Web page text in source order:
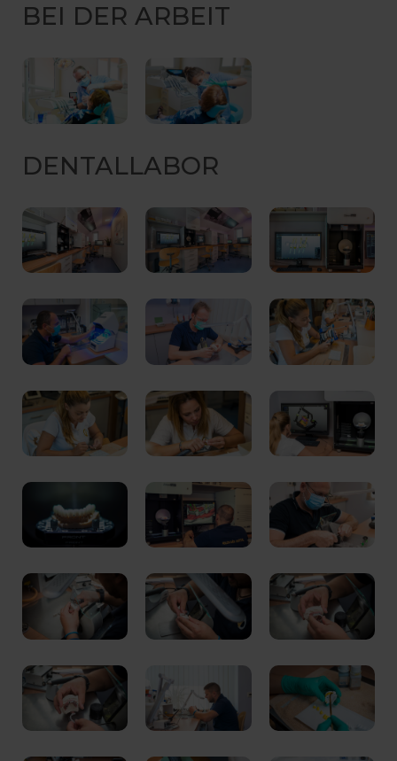
BEI DER ARBEIT
DENTALLABOR